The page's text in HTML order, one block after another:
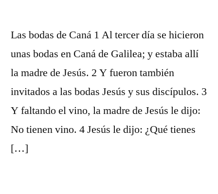
Las bodas de Caná 1 Al tercer día se hicieron
unas bodas en Caná de Galilea; y estaba allí
la madre de Jesús. 2 Y fueron también
invitados a las bodas Jesús y sus discípulos. 3
Y faltando el vino, la madre de Jesús le dijo:
No tienen vino. 4 Jesús le dijo: ¿Qué tienes
[…]